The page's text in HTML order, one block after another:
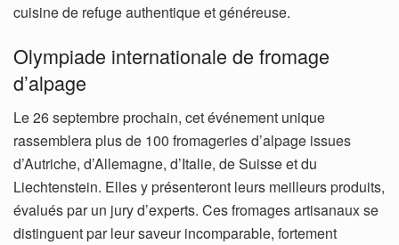
cuisine de refuge authentique et généreuse.
Olympiade internationale de fromage
d’alpage
Le 26 septembre prochain, cet événement unique
rassemblera plus de 100 fromageries d’alpage issues
d’Autriche, d’Allemagne, d’Italie, de Suisse et du
Liechtenstein. Elles y présenteront leurs meilleurs produits,
évalués par un jury d’experts. Ces fromages artisanaux se
distinguent par leur saveur incomparable, fortement